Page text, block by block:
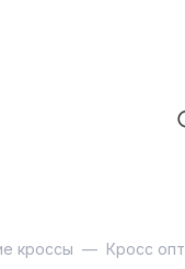
кроссы — Кросс